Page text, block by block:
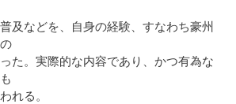
及などを、自身の経験、すなわち豪州
た。実際的な内容であり、かつ有為な
れる。